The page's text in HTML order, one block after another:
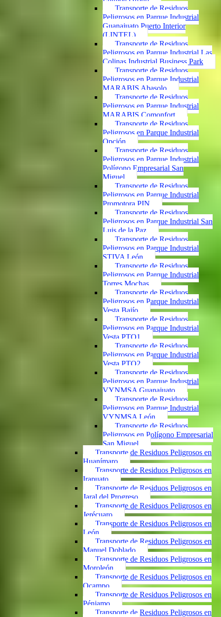
Transporte de Residuos
Peligrosos en Parque Industrial
Guanajuato Puerto Interior
(LINTEL)
Transporte de Residuos
Peligrosos en Parque Industrial Las
Colinas Industrial Business Park
Transporte de Residuos
Peligrosos en Parque Industrial
MARABIS Abasolo
Transporte de Residuos
Peligrosos en Parque Industrial
MARABIS Comonfort
Transporte de Residuos
Peligrosos en Parque Industrial
Opción
Transporte de Residuos
Peligrosos en Parque Industrial
Polígono Empresarial San
Miguel
Transporte de Residuos
Peligrosos en Parque Industrial
Promotora PIN
Transporte de Residuos
Peligrosos en Parque Industrial San
Luis de la Paz
Transporte de Residuos
Peligrosos en Parque Industrial
STIVA León
Transporte de Residuos
Peligrosos en Parque Industrial
Torres Mochas
Transporte de Residuos
Peligrosos en Parque Industrial
Vesta Bajío
Transporte de Residuos
Peligrosos en Parque Industrial
Vesta PTO1
Transporte de Residuos
Peligrosos en Parque Industrial
Vesta PTO2
Transporte de Residuos
Peligrosos en Parque Industrial
VYNMSA Guanajuato
Transporte de Residuos
Peligrosos en Parque Industrial
VYNMSA León
Transporte de Residuos
Peligrosos en Polígono Empresarial
San Miguel
Transporte de Residuos Peligrosos en
Huanímaro
Transporte de Residuos Peligrosos en
Irapuato
Transporte de Residuos Peligrosos en
Jaral del Progreso
Transporte de Residuos Peligrosos en
Jerécuaro
Transporte de Residuos Peligrosos en
León
Transporte de Residuos Peligrosos en
Manuel Doblado
Transporte de Residuos Peligrosos en
Moroleón
Transporte de Residuos Peligrosos en
Ocampo
Transporte de Residuos Peligrosos en
Pénjamo
Transporte de Residuos Peligrosos en